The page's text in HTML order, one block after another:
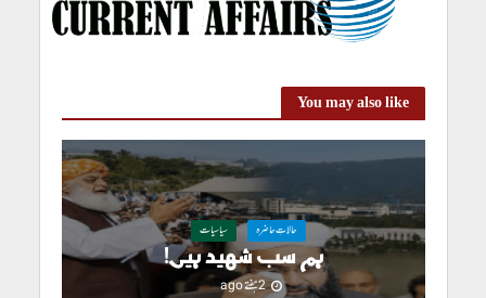
You may also like
حالاتِ حاضرہ سیاسیات
ہم سب شہید ہیں!
2 ہفتے ago